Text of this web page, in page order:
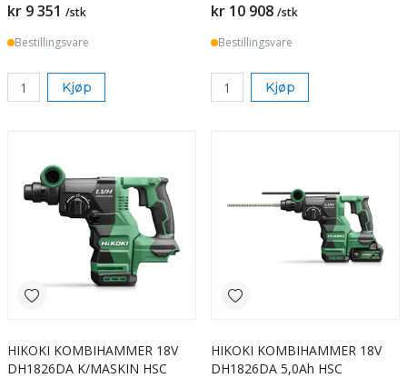
kr 9 351 /stk
Bestillingsvare
Kjøp
kr 10 908 /stk
Bestillingsvare
Kjøp
HIKOKI KOMBIHAMMER 18V
DH1826DA K/MASKIN HSC
HIKOKI KOMBIHAMMER 18V
DH1826DA 5,0Ah HSC